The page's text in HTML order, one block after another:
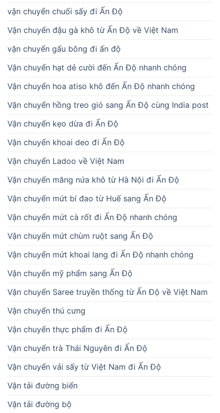
vận chuyển chuối sấy đi Ấn Độ
Vận chuyển đậu gà khô từ Ấn Độ về Việt Nam
vận chuyển gấu bông đi ấn độ
Vận chuyển hạt dẻ cười đến Ấn Độ nhanh chóng
Vận chuyển hoa atiso khô đến Ấn Độ nhanh chóng
Vận chuyển hồng treo gió sang Ấn Độ cùng India post
Vận chuyển kẹo dừa đi Ấn Độ
Vận chuyển khoai deo đi Ấn Độ
Vận chuyển Ladoo về Việt Nam
Vận chuyển măng nứa khô từ Hà Nội đi Ấn Độ
Vận chuyển mứt bí đao từ Huế sang Ấn Độ
Vận chuyển mứt cà rốt đi Ấn Độ nhanh chóng
Vận chuyển mứt chùm ruột sang Ấn Độ
Vận chuyển mứt khoai lang đi Ấn Độ nhanh chóng
Vận chuyển mỹ phẩm sang Ấn Độ
Vận chuyển Saree truyền thống từ Ấn Độ về Việt Nam
Vận chuyển thú cưng
Vận chuyển thực phẩm đi Ấn Độ
Vận chuyển trà Thái Nguyên đi Ấn Độ
Vận chuyển vải sấy từ Việt Nam đi Ấn Độ
Vận tải đường biển
Vận tải đường bộ